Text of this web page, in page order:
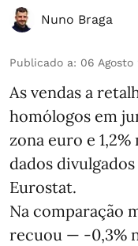
Nuno Braga
Publicado a: 06
As vendas a
homólogos em
zona euro e
dados
Eurostat.
Na comparação
recuou — -0,3%